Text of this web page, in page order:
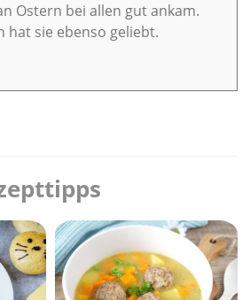
Ostern bei allen gut ankam.
hat sie ebenso geliebt.